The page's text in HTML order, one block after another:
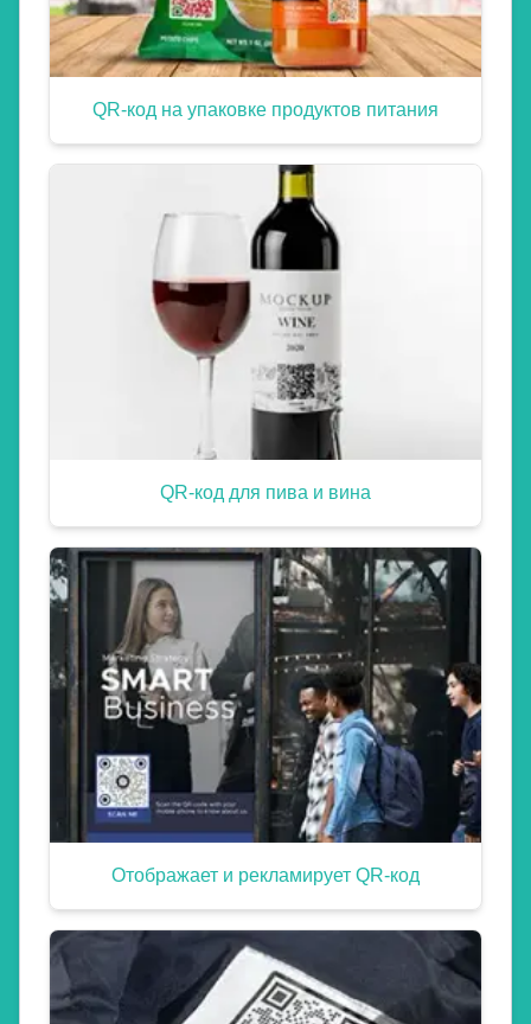
QR-код на упаковке продуктов питания
QR-код для пива и вина
Отображает и рекламирует QR-код